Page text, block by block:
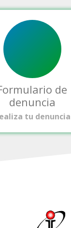
de
denuncia
tu denuncia